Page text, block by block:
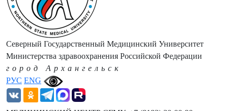
РУС ENG
Северный Государственный Медицинский Университет
Министерства здравоохранения Российской Федерации
город Архангельск